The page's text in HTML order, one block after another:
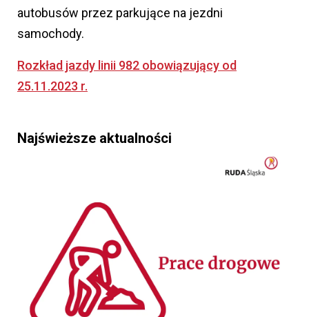
autobusów przez parkujące na jezdni
samochody.
Rozkład jazdy linii 982 obowiązujący od
25.11.2023 r.
Najświeższe aktualności